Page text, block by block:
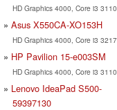
HD Graphics 4000, Core i3
Asus X550CA-XO153H
HD Graphics 4000, Core i3
HP Pavilion 15-e003SM
HD Graphics 4000, Core i3
Lenovo IdeaPad S500-
59397130